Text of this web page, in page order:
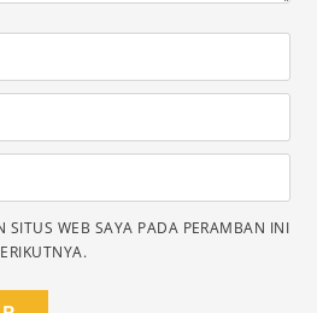
WEB SAYA PADA PERAMBAN INI